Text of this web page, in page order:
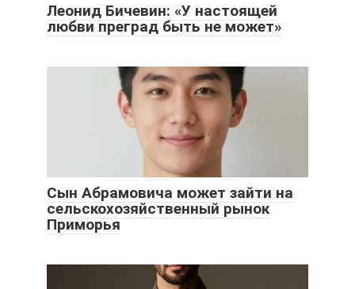
Леонид Бичевин: «У настоящей
любви преград быть не может»
Сын Абрамовича может зайти на
сельскохозяйственный рынок
Приморья